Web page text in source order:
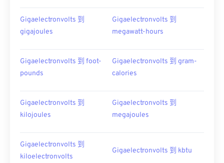
Gigaelectronvolts 到
gigajoules
Gigaelectronvolts 到
megawatt-hours
Gigaelectronvolts 到 foot-
pounds
Gigaelectronvolts 到 gram-
calories
Gigaelectronvolts 到
kilojoules
Gigaelectronvolts 到
megajoules
Gigaelectronvolts 到
kiloelectronvolts
Gigaelectronvolts 到 kbtu